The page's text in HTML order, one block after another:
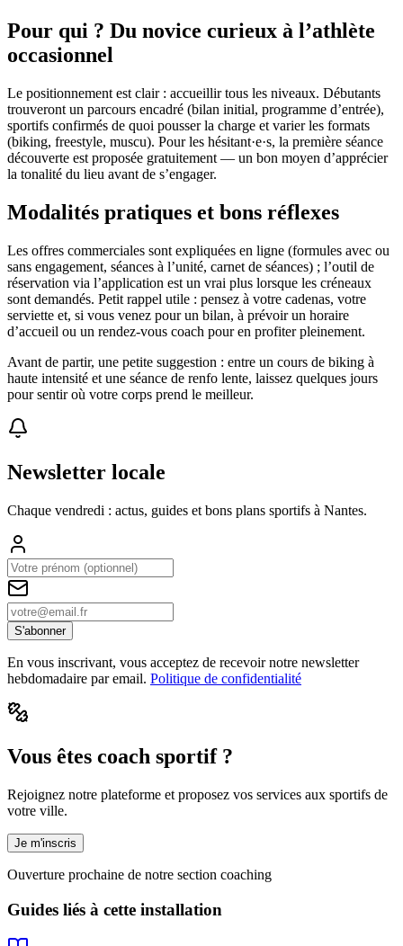
Pour qui ? Du novice curieux à l’athlète
occasionnel
Le positionnement est clair : accueillir tous les niveaux. Débutants
trouveront un parcours encadré (bilan initial, programme d’entrée),
sportifs confirmés de quoi pousser la charge et varier les formats
(biking, freestyle, muscu). Pour les hésitant·e·s, la première séance
découverte est proposée gratuitement — un bon moyen d’apprécier
la tonalité du lieu avant de s’engager.
Modalités pratiques et bons réflexes
Les offres commerciales sont expliquées en ligne (formules avec ou
sans engagement, séances à l’unité, carnet de séances) ; l’outil de
réservation via l’application est un vrai plus lorsque les créneaux
sont demandés. Petit rappel utile : pensez à votre cadenas, votre
serviette et, si vous venez pour un bilan, à prévoir un horaire
d’accueil ou un rendez‑vous coach pour en profiter pleinement.
Avant de partir, une petite suggestion : entre un cours de biking à
haute intensité et une séance de renfo lente, laissez quelques jours
pour sentir où votre corps prend le meilleur.
Newsletter locale
Chaque vendredi : actus, guides et bons plans sportifs à Nantes.
S'abonner
En vous inscrivant, vous acceptez de recevoir notre newsletter
hebdomadaire par email. Politique de confidentialité
Vous êtes coach sportif ?
Rejoignez notre plateforme et proposez vos services aux sportifs de
votre ville.
Je m'inscris
Ouverture prochaine de notre section coaching
Guides liés à cette installation